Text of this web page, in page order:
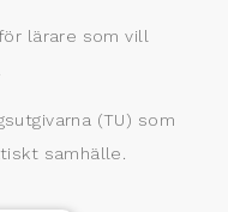
lärare som vill
(TU) som
samhälle.